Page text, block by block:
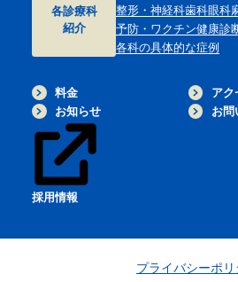
各診療科
紹介
整形・神経科歯科眼科
予防・ワクチン健康診
各科の具体的な症例
料金
アク
お知らせ
お問
採用情報
プライバシーポリ